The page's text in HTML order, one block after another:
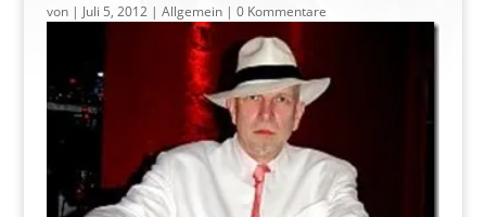
von | Juli 5, 2012| Allgemein | 0 Kommentare